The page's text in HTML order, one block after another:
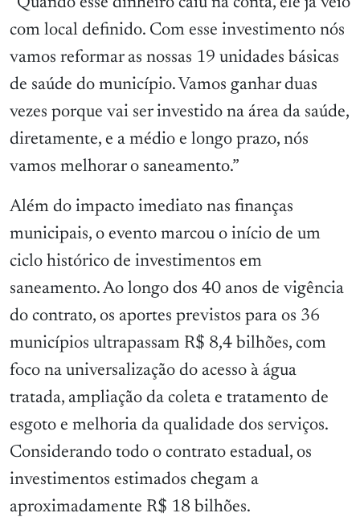
com local definido. Com esse investimento nós
vamos reformar as nossas 19 unidades básicas
de saúde do município. Vamos ganhar duas
vezes porque vai ser investido na área da saúde,
diretamente, e a médio e longo prazo, nós
vamos melhorar o saneamento.”
Além do impacto imediato nas finanças
municipais, o evento marcou o início de um
ciclo histórico de investimentos em
saneamento. Ao longo dos 40 anos de vigência
do contrato, os aportes previstos para os 36
municípios ultrapassam R$ 8,4 bilhões, com
foco na universalização do acesso à água
tratada, ampliação da coleta e tratamento de
esgoto e melhoria da qualidade dos serviços.
Considerando todo o contrato estadual, os
investimentos estimados chegam a
aproximadamente R$ 18 bilhões.